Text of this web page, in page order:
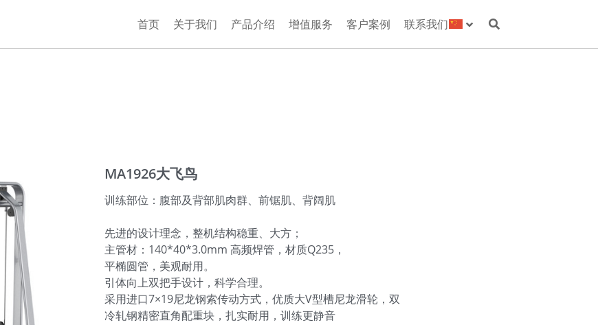
首页 关于我们 产品介绍 增值服务 客户案例 联系我们
MA1926大飞鸟
训练部位：腹部及背部肌肉群、前锯肌、背阔肌
先进的设计理念，整机结构稳重、大方；
主管材：140*40*3.0mm 高频焊管，材质Q235，
平椭圆管，美观耐用。
引体向上双把手设计，科学合理。
采用进口7×19尼龙钢索传动方式，优质大V型槽尼龙滑轮，双
冷轧钢精密直角配重块，扎实耐用，训练更静音